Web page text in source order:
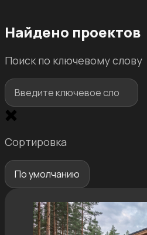
100 м2 —
Этажей
Найдено проектов
Поиск по ключевому слову
Сортировка